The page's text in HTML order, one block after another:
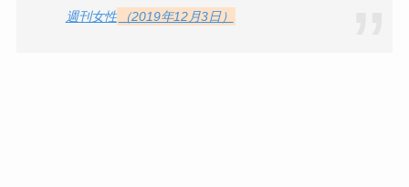
週刊女性 （2019年12月3日）